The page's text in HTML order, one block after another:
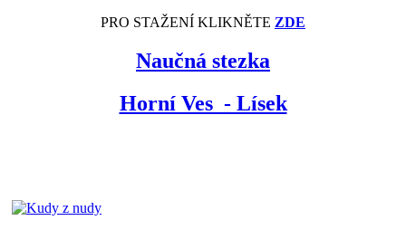
PRO STAŽENÍ KLIKNĚTE ZDE
Naučná stezka
Horní Ves - Lísek